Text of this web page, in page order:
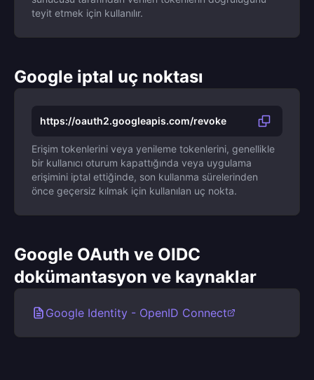
teyit etmek için kullanılır.
Google iptal uç noktası
https://oauth2.googleapis.com/revoke
Erişim tokenlerini veya yenileme tokenlerini, genellikle
bir kullanıcı oturum kapattığında veya uygulama
erişimini iptal ettiğinde, son kullanma sürelerinden
önce geçersiz kılmak için kullanılan uç nokta.
Google OAuth ve OIDC
dokümantasyon ve kaynaklar
Google Identity - OpenID Connect